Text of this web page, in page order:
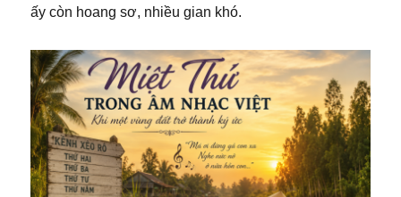
ấy còn hoang sơ, nhiều gian khó.